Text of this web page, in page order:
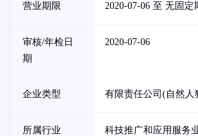
营业期限 2020-07-06 至 无固定
审核/年检日
期
2020-07-06
企业类型 有限责任公司(自然人
所属行业 科技推广和应用服务